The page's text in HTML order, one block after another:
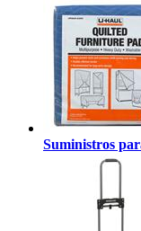
Suministros